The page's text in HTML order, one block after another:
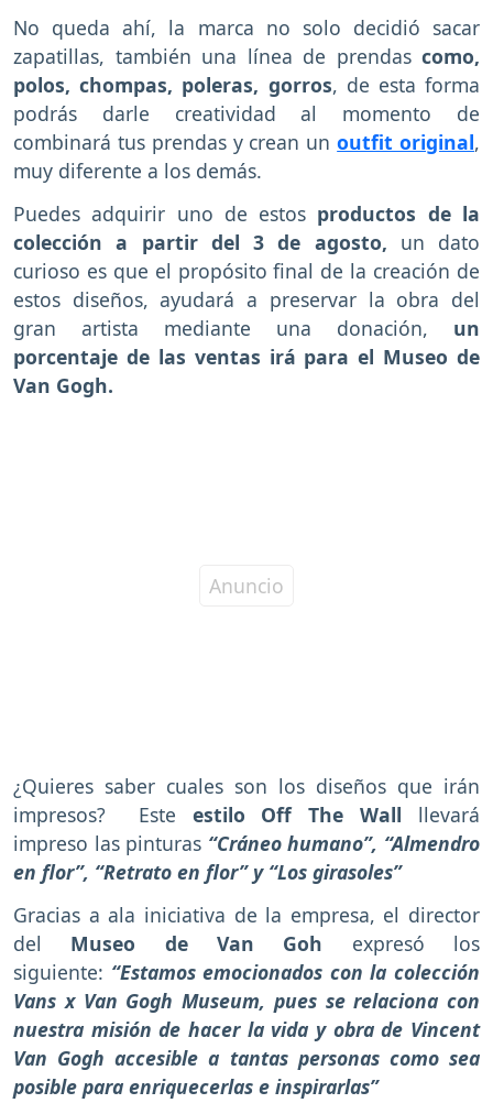
No queda ahí, la marca no solo decidió sacar
zapatillas, también una línea de prendas como,
polos, chompas, poleras, gorros, de esta forma
podrás darle creatividad al momento de
combinará tus prendas y crean unoutfit original,
muy diferente a los demás.
Puedes adquirir uno de estos productos de la
colección a partir del 3 de agosto, un dato
curioso es que el propósito final de la creación de
estos diseños, ayudará a preservar la obra del
gran artista mediante una donación, un
porcentaje de las ventas irá para el Museo de
Van Gogh.
¿Quieres saber cuales son los diseños que irán
impresos? Este estilo Off The Wall llevará
impreso las pinturas “Cráneo humano”, “Almendro
en flor”, “Retrato en flor” y “Los girasoles”
Gracias a ala iniciativa de la empresa, el director
del Museo de Van Goh expresó los
siguiente: “Estamos emocionados con la colección
Vans x Van Gogh Museum, pues se relaciona con
nuestra misión de hacer la vida y obra de Vincent
Van Gogh accesible a tantas personas como sea
posible para enriquecerlas e inspirarlas”